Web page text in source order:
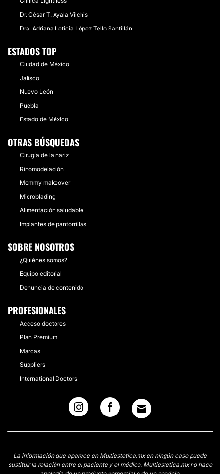
Dr. César T. Ayala Vilchis
Dra. Adriana Leticia López Tello Santillán
ESTADOS TOP
Ciudad de México
Jalisco
Nuevo León
Puebla
Estado de México
OTRAS BÚSQUEDAS
Cirugía de la nariz
Rinomodelación
Mommy makeover
Microblading
Alimentación saludable
Implantes de pantorrillas
SOBRE NOSOTROS
¿Quiénes somos?
Equipo editorial
Denuncia de contenido
PROFESIONALES
Acceso doctores
Plan Premium
Marcas
Suppliers
International Doctors
La información que aparece en Multiestetica.mx en ningún caso puede
sustituir la relación entre el paciente y el médico. Multiestetica.mx no hace